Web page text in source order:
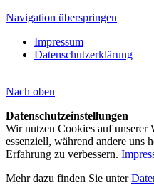
Navigation überspringen
Impressum
Datenschutzerklärung
Nach oben
Datenschutzeinstellungen
Wir nutzen Cookies auf unserer
essenziell, während andere uns
Erfahrung zu verbessern.
Mehr dazu finden Sie unter